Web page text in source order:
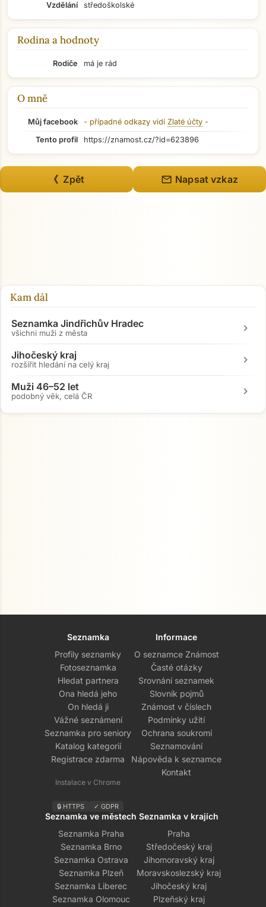
Vzdělání
středoškolské
Rodina a hodnoty
Rodiče má je rád
O mně
Můj facebook - případné odkazy vidí Zlaté účty -
Tento profil
https://znamost.cz/?id=623896
《 Zpět mail Napsat vzkaz
Kam dál
Seznamka Jindřichův Hradec
všichni muži z města chevron_right
Jihočeský kraj
rozšířit hledání na celý kraj chevron_right
Muži 46–52 let
podobný věk, celá ČR chevron_right
Seznamka
Profily seznamky
Fotoseznamka
Hledat partnera
Ona hledá jeho
On hledá ji
Vážné seznámení
Seznamka pro seniory
Katalog kategorií
Registrace zdarma
Instalace v Chrome
🔒 HTTPS ✓ GDPR
Informace
O seznamce Známost
Časté otázky
Srovnání seznamek
Slovník pojmů
Známost v číslech
Podmínky užití
Ochrana soukromí
Seznamování
Nápověda k seznamce
Kontakt
Seznamka ve městech
Seznamka Praha
Seznamka Brno
Seznamka Ostrava
Seznamka Plzeň
Seznamka Liberec
Seznamka Olomouc
Seznamka v krajích
Praha
Středočeský kraj
Jihomoravský kraj
Moravskoslezský kraj
Jihočeský kraj
Plzeňský kraj